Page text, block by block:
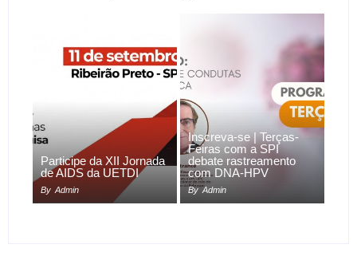
Participe da XII Jornada
de AIDS da UETDI
By Admin
Inscreva-se | Terças-
Feiras com a SPI
debate rastreamento
com DNA-HPV
By Admin